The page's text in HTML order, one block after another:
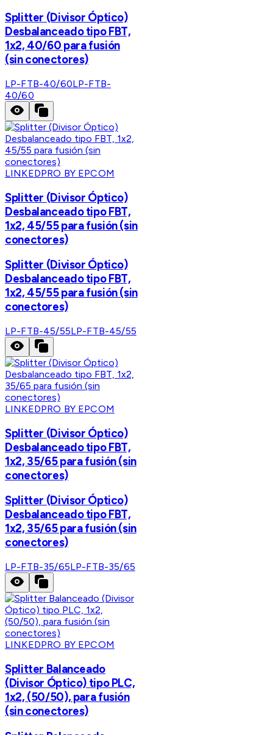
Splitter (Divisor Óptico)
Desbalanceado tipo FBT,
1x2, 40/60 para fusión
(sin conectores)
LP-FTB-40/60LP-FTB-
40/60
LINKEDPRO BY EPCOM
Splitter (Divisor Óptico)
Desbalanceado tipo FBT,
1x2, 45/55 para fusión (sin
conectores)
Splitter (Divisor Óptico)
Desbalanceado tipo FBT,
1x2, 45/55 para fusión (sin
conectores)
LP-FTB-45/55LP-FTB-45/55
LINKEDPRO BY EPCOM
Splitter (Divisor Óptico)
Desbalanceado tipo FBT,
1x2, 35/65 para fusión (sin
conectores)
Splitter (Divisor Óptico)
Desbalanceado tipo FBT,
1x2, 35/65 para fusión (sin
conectores)
LP-FTB-35/65LP-FTB-35/65
LINKEDPRO BY EPCOM
Splitter Balanceado
(Divisor Óptico) tipo PLC,
1x2, (50/50), para fusión
(sin conectores)